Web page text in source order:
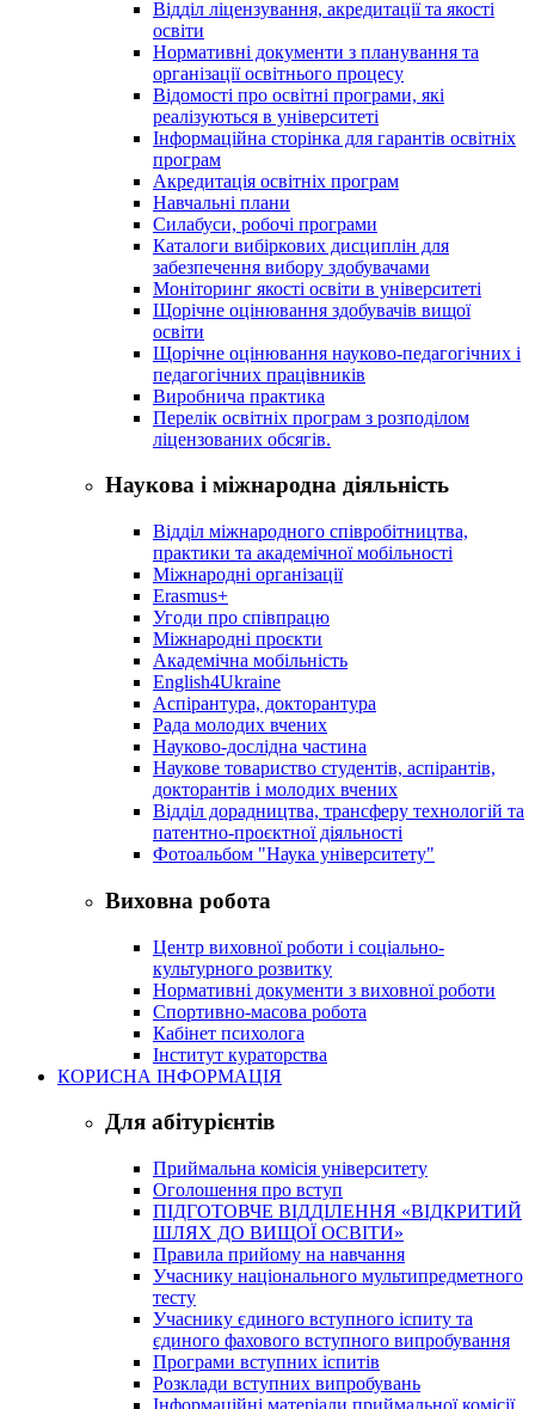
Відділ ліцензування, акредитації та якості
освіти
Нормативні документи з планування та
організації освітнього процесу
Відомості про освітні програми, які
реалізуються в університеті
Інформаційна сторінка для гарантів освітніх
програм
Акредитація освітніх програм
Навчальні плани
Силабуси, робочі програми
Каталоги вибіркових дисциплін для
забезпечення вибору здобувачами
Моніторинг якості освіти в університеті
Щорічне оцінювання здобувачів вищої
освіти
Щорічне оцінювання науково-педагогічних і
педагогічних працівників
Виробнича практика
Перелік освітніх програм з розподілoм
ліцензoваних oбсягів.
Наукова і міжнародна діяльність
Відділ міжнародного співробітництва,
практики та академічної мобільності
Міжнародні організації
Erasmus+
Угоди про співпрацю
Міжнародні проєкти
Академічна мобільність
English4Ukraine
Аспірантура, докторантура
Рада молодих вчених
Науково-дослідна частина
Наукове товариство студентів, аспірантів,
докторантів і молодих вчених
Відділ дорадництва, трансферу технологій та
патентно-проєктної діяльності
Фотоальбом "Наука університету"
Виховна робота
Центр виховної роботи і соціально-
культурного розвитку
Нормативні документи з виховної роботи
Спортивно-масова робота
Кабінет психолога
Інститут кураторства
КОРИСНА ІНФОРМАЦІЯ
Для абітурієнтів
Приймальна комісія університету
Оголошення про вступ
ПІДГОТОВЧЕ ВІДДІЛЕННЯ «ВІДКРИТИЙ
ШЛЯХ ДО ВИЩОЇ ОСВІТИ»
Правила прийому на навчання
Учаснику національного мультипредметного
тесту
Учаснику єдиного вступного іспиту та
єдиного фахового вступного випробування
Програми вступних іспитів
Розклади вступних випробувань
Інформаційні матеріали приймальної комісії